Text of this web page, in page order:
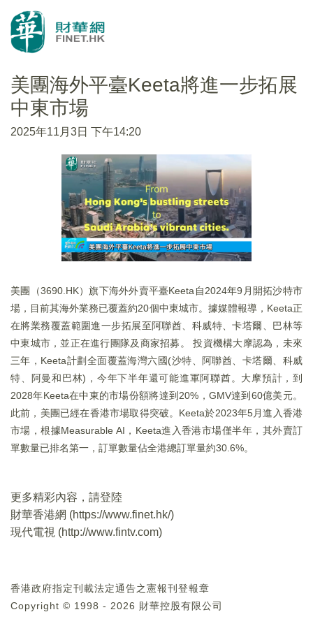
美團海外平臺Keeta將進一步拓展
中東市場
2025年11月3日 下午14:20
美團（3690.HK）旗下海外外賣平臺Keeta自2024年9月開拓沙特市
場，目前其海外業務已覆蓋約20個中東城市。據媒體報導，Keeta正
在將業務覆蓋範圍進一步拓展至阿聯酋、科威特、卡塔爾、巴林等
中東城市，並正在進行團隊及商家招募。 投資機構大摩認為，未來
三年，Keeta計劃全面覆蓋海灣六國(沙特、阿聯酋、卡塔爾、科威
特、阿曼和巴林)，今年下半年還可能進軍阿聯酋。大摩預計，到
2028年Keeta在中東的市場份額將達到20%，GMV達到60億美元。
此前，美團已經在香港市場取得突破。Keeta於2023年5月進入香港
市場，根據Measurable AI，Keeta進入香港市場僅半年，其外賣訂
單數量已排名第一，訂單數量佔全港總訂單量約30.6%。
更多精彩內容，請登陸
財華香港網 (https://www.finet.hk/)
現代電視 (http://www.fintv.com)
香港政府指定刊載法定通告之憲報刊登報章
Copyright © 1998 - 2026 財華控股有限公司